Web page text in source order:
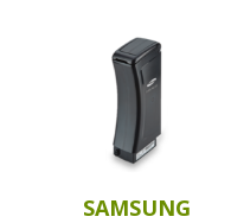
SAMSUNG